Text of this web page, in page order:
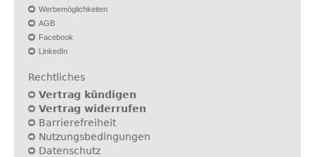
Werbemöglichkeiten
AGB
Facebook
LinkedIn
Rechtliches
Vertrag kündigen
Vertrag widerrufen
Barrierefreiheit
Nutzungsbedingungen
Datenschutz